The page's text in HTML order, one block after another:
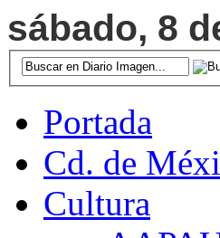
sábado, 8
Portada
Cd. de
Cultura